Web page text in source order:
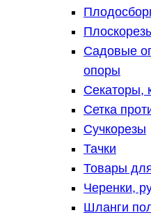
Садовые
опоры
Секаторы,
Сетка
Сучкорезы
Тачки
Товары
Черенки,
Шланги